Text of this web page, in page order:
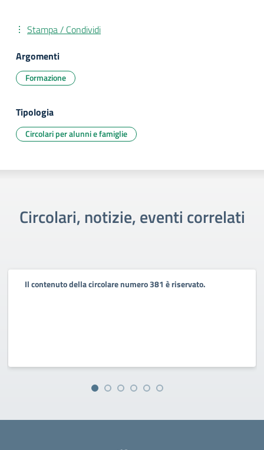
Stampa / Condividi
Argomenti
Formazione
Tipologia
Circolari per alunni e famiglie
Circolari, notizie, eventi correlati
Il contenuto della circolare numero 381 è riservato.